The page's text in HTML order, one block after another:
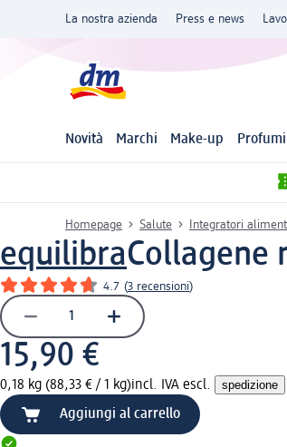
La nostra azienda Press e news
Novità Marchi Make-up
Homepage Salute Integratori
equilibraCollagene
4.7 (3 recensioni)
15,90 €
0,18 kg (88,33 € / 1 kg)incl. IVA escl. spedizione
Aggiungi al carrello